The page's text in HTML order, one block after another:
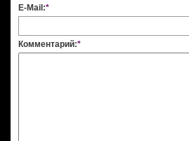
E-Mail:*
Комментарий:*